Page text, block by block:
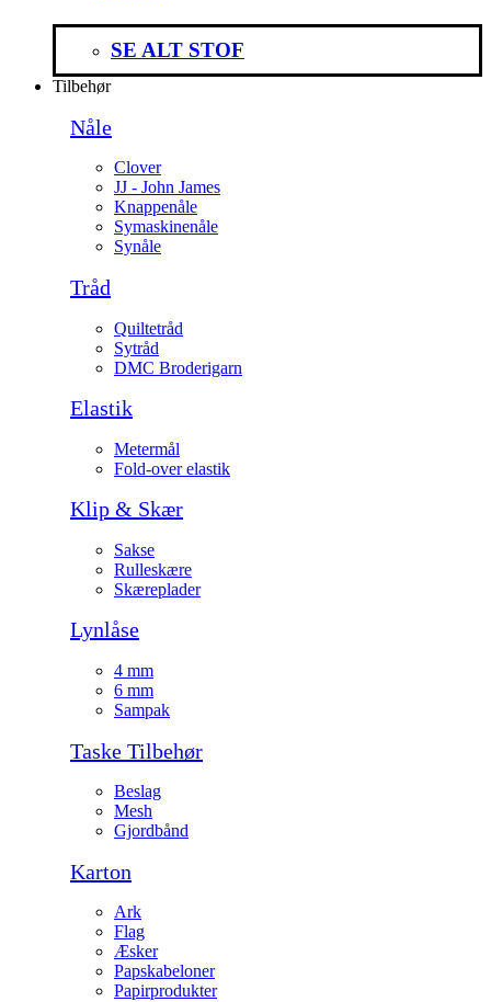
SE ALT STOF
Tilbehør
Nåle
Clover
JJ - John James
Knappenåle
Symaskinenåle
Synåle
Tråd
Quiltetråd
Sytråd
DMC Broderigarn
Elastik
Metermål
Fold-over elastik
Klip & Skær
Sakse
Rulleskære
Skæreplader
Lynlåse
4 mm
6 mm
Sampak
Taske Tilbehør
Beslag
Mesh
Gjordbånd
Karton
Ark
Flag
Æsker
Papskabeloner
Papirprodukter